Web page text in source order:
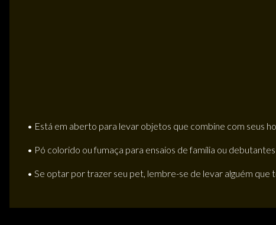
• Está em aberto para levar objetos que combine com seus
• Pó colorido ou fumaça para ensaios de família ou
• Se optar por trazer seu pet, lembre-se de levar alguém